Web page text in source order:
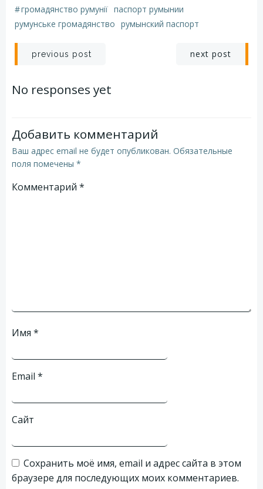
#громадянство румунії паспорт румынии
румунське громадянство румынский паспорт
Навигация
по
previous post
Навигация
next post
No responses yet
Добавить комментарий
Ваш адрес email не будет опубликован. Обязательные
поля помечены *
Комментарий *
Имя *
Email *
Сайт
Сохранить моё имя, email и адрес сайта в этом
браузере для последующих моих комментариев.